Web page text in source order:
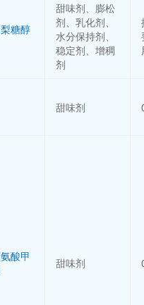
糖醇
甜味剂、膨松
剂、乳化剂、
水分保持剂、
稳定剂、增稠
剂
甜味剂
酸甲
甜味剂